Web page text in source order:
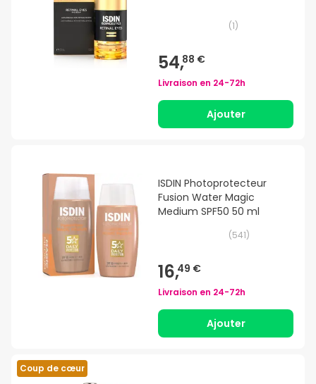
(1)
54,88 €
Livraison en 24-72h
Ajouter
ISDIN Photoprotecteur
Fusion Water Magic
Medium SPF50 50 ml
(541)
16,49 €
Livraison en 24-72h
Ajouter
Coup de cœur